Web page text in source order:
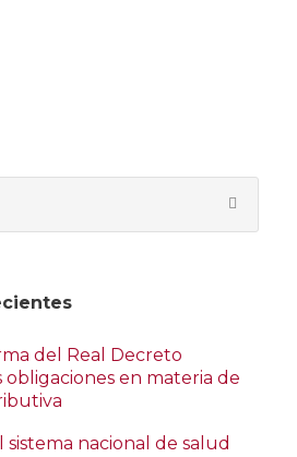
del Real Decreto
en materia de
sistema nacional de salud